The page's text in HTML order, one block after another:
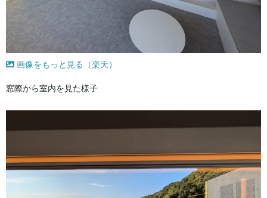
画像をもっと見る（楽天）
窓際から室内を見た様子